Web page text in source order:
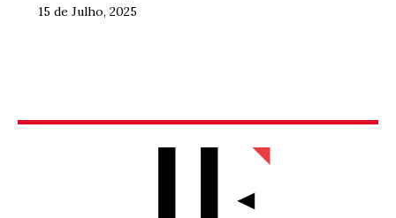
15 de Julho, 2025